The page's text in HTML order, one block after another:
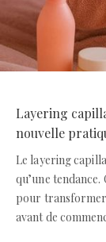
Layering
nouvelle
Le layering
qu’une
pour transformer
avant de